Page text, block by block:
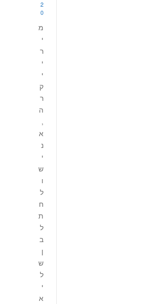
2
0
מ
י
ר
י
י
ק
ר
ה
,
א
נ
י
ש
ו
ל
ח
ת
ל
ב
ן
ש
ל
י
א